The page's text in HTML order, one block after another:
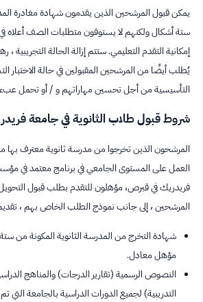
يمكن قبول المرشحين الذين يقدمون شهادة مغادرة
ستة أشكال ولكنهم لا يستوفون متطلبات الصف أعلاه في
إمكانية التقدم التعليمي. ستتم إزالة الحالة التجريبية
يُطلب أيضًا من المرشحين المقبولين في حالة الاختبار
التأسيسية من أجل تحسين مهاراتهم و / أو تحمل
شروط قبول طلاب الثانوية في جامعة
المرشحون الذين تخرجوا من مدرسة ثانوية معترف بها
العمل على المستوى الجامعي في برنامج معتمد في
فريدريك في قبرص، مؤهلون للتقدم بطلب قبول
المرشحين ، إلى جانب نموذج الطلب الخاص بهم ، تقديم
شهادة التخرج من المدرسة الثانوية المكونة من
مؤهل معادل.
النصوص الرسمية (تقارير الدرجات) والمناهج
التدريبية) لجميع الدورات الدراسية بالجامعة التي